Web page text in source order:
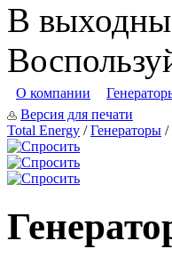
В
О компании
Версия для печати
Total Energy /Генераторы /